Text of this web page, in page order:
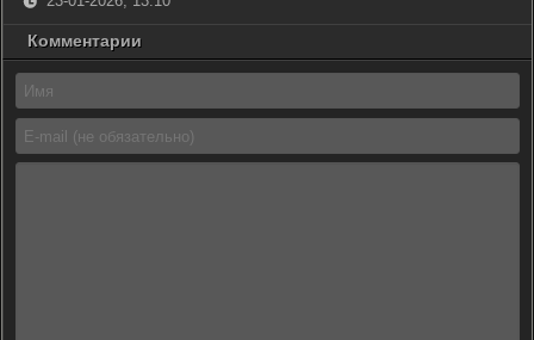
Комментарии